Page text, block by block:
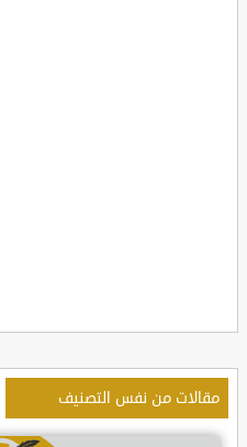
مقالات من نفس التصنيف